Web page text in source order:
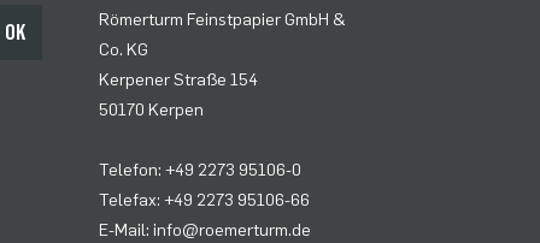
OK
Römerturm Feinstpapier GmbH &
Co. KG
Kerpener Straße 154
50170 Kerpen
Telefon: +49 2273 95106-0
Telefax: +49 2273 95106-66
E-Mail: info@roemerturm.de